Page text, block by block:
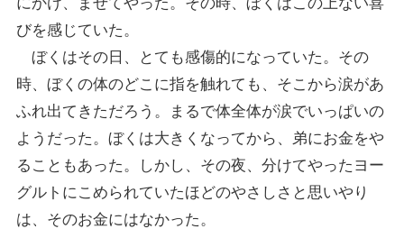
びを感じていた。
ぼくはその日、とても感傷的になっていた。その
時、ぼくの体のどこに指を触れても、そこから涙があ
ふれ出てきただろう。まるで体全体が涙でいっぱいの
ようだった。ぼくは大きくなってから、弟にお金をや
ることもあった。しかし、その夜、分けてやったヨー
グルトにこめられていたほどのやさしさと思いやり
は、そのお金にはなかった。